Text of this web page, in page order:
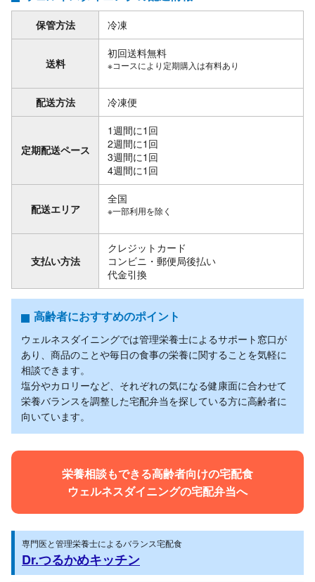
保管方法 冷凍
送料
初回送料無料
※コースにより定期購入は有料あり
配送方法 冷凍便
定期配送ペース
1週間に1回
2週間に1回
3週間に1回
4週間に1回
配送エリア
全国
※一部利用を除く
支払い方法
クレジットカード
コンビニ・郵便局後払い
代金引換
高齢者におすすめのポイント
ウェルネスダイニングでは管理栄養士によるサポート窓口が
あり、商品のことや毎日の食事の栄養に関することを気軽に
相談できます。
塩分やカロリーなど、それぞれの気になる健康面に合わせて
栄養バランスを調整した宅配弁当を探している方に高齢者に
向いています。
栄養相談もできる高齢者向けの宅配食
ウェルネスダイニングの宅配弁当へ
専門医と管理栄養士によるバランス宅配食
Dr.つるかめキッチン